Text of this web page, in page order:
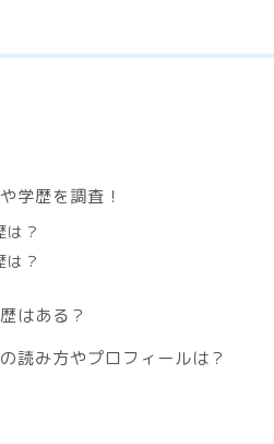
学歴を調査！
は？
は？
はある？
読み方やプロフィールは？